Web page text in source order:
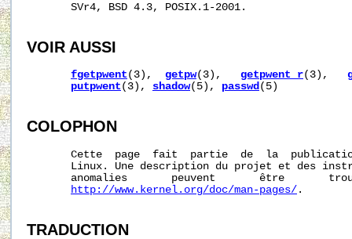
       SVr4, BSD 4.3, POSIX.1-2001.
VOIR AUSSI
fgetpwent (3), getpw(3), getpwent_r(3),
putpwent (3), shadow(5), passwd(5)
COLOPHON
Cette  page  fait  partie  de  la
Linux. Une description du projet et des
anomalies       peuvent       être
http://www.kernel.org/doc/man-pages/ .
TRADUCTION